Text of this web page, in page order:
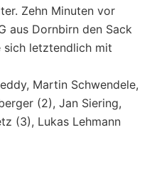
Zehn Minuten vor
aus Dornbirn den Sack
sich letztendlich mit
Martin Schwendele,
(2), Jan Siering,
(3), Lukas Lehmann